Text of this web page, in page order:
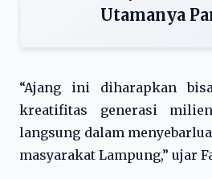
Utamanya
“Ajang ini diharapkan
kreatifitas generasi
langsung dalam
masyarakat Lampung,” ujar